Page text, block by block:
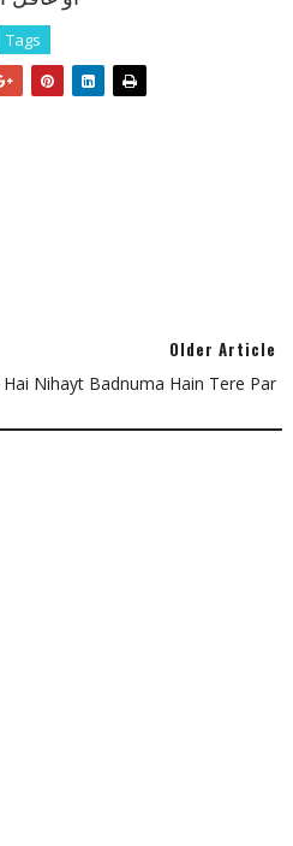
Tags
Older Article
Nihayt Badnuma Hain Tere Par